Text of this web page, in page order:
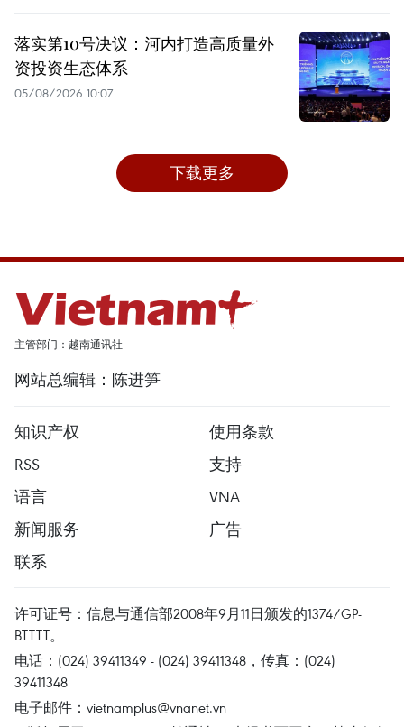
落实第10号决议：河内打造高质量外
资投资生态体系
05/08/2026 10:07
下载更多
主管部门：越南通讯社
网站总编辑：陈进笋
知识产权
使用条款
RSS
支持
语言
VNA
新闻服务
广告
联系
许可证号：信息与通信部2008年9月11日颁发的1374/GP-
BTTTT。
电话：(024) 39411349 - (024) 39411348，传真：(024)
39411348
电子邮件： vietnamplus@vnanet.vn